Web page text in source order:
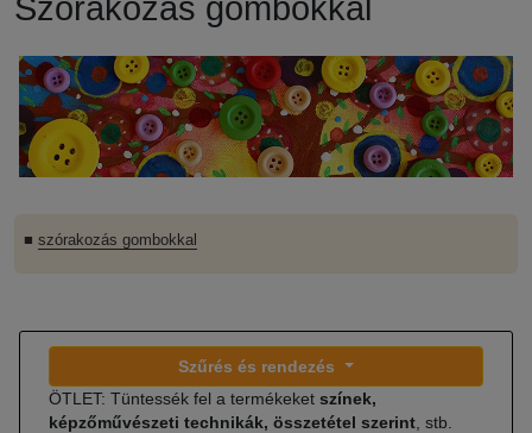
Szórakozás gombokkal
■ szórakozás gombokkal
Szűrés és rendezés
ÖTLET: Tüntessék fel a termékeket színek,
képzőművészeti technikák, összetétel szerint , stb.